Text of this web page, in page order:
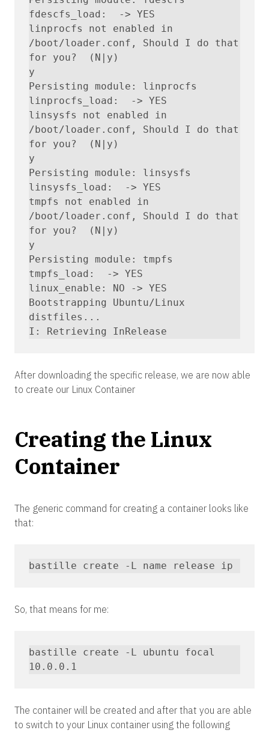
fdescfs_load:  -> YES
linprocfs not enabled in
/boot/loader.conf, Should I do that
for you?  (N|y)
y
Persisting module: linprocfs
linprocfs_load:  -> YES
linsysfs not enabled in
/boot/loader.conf, Should I do that
for you?  (N|y)
y
Persisting module: linsysfs
linsysfs_load:  -> YES
tmpfs not enabled in
/boot/loader.conf, Should I do that
for you?  (N|y)
y
Persisting module: tmpfs
tmpfs_load:  -> YES
linux_enable: NO -> YES
Bootstrapping Ubuntu/Linux
distfiles...
I: Retrieving InRelease
After downloading the specific release, we are now able
to create our Linux Container
Creating the Linux
Container
The generic command for creating a container looks like
that:
bastille create -L name release ip
So, that means for me:
bastille create -L ubuntu focal
10.0.0.1
The container will be created and after that you are able
to switch to your Linux container using the following